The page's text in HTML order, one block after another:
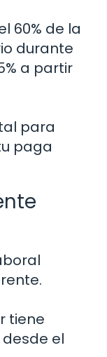
60% de la
durante
a partir
para
paga
tiene
el